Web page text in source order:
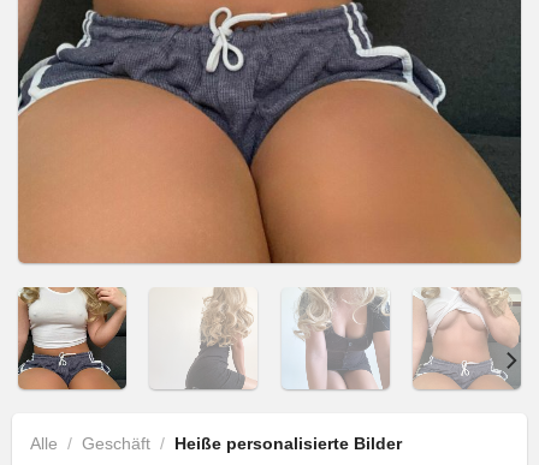
Alle / Geschäft / Heiße personalisierte Bilder